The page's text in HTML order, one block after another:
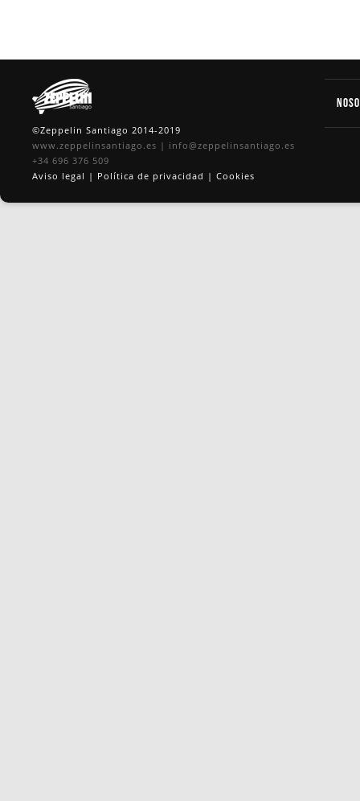
©Zeppelin Santiago 2014-2019
www.zeppelinsantiago.es | info@zeppelinsantiago.es
+34 696 376 509
Aviso legal | Política de privacidad | Cookies